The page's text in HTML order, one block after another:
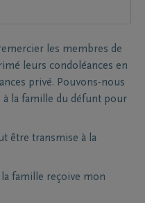
les membres de
leurs condoléances en
privé. Pouvons-nous
la famille du défunt pour
être transmise à la
famille reçoive mon